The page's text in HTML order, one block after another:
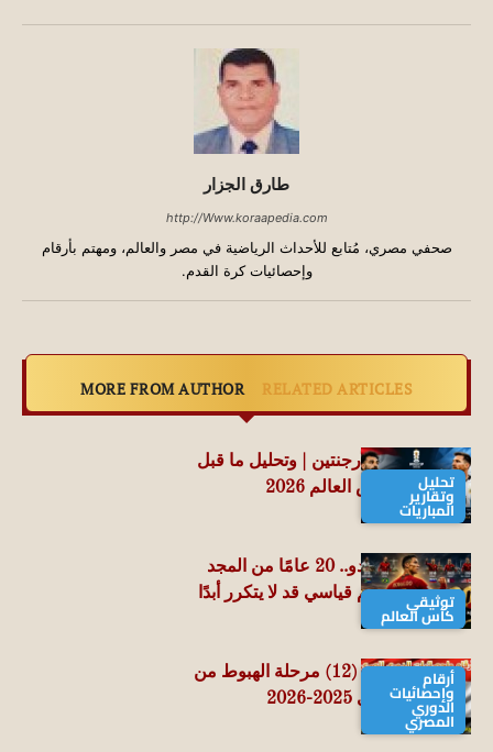
طارق الجزار
http://Www.koraapedia.com
صحفي مصري، مُتابع للأحداث الرياضية في مصر والعالم، ومهتم بأرقام
وإحصائيات كرة القدم.
RELATED ARTICLES
MORE FROM AUTHOR
تحليل
وتقارير
المباريات
مباراة مصر والأرجنتين | وتحليل ما قبل
المواجهة .. كأس العالم 2026
توثيقي
كأس العالم
كريستيانو رونالدو.. 20 عامًا من المجد
المونديالي ورقم قياسي قد لا يتكرر أبدًا
أرقام
وإحصائيات
الدوري
المصري
حصاد الجولة الـ (12) مرحلة الهبوط من
الدوري المصري 2025-2026